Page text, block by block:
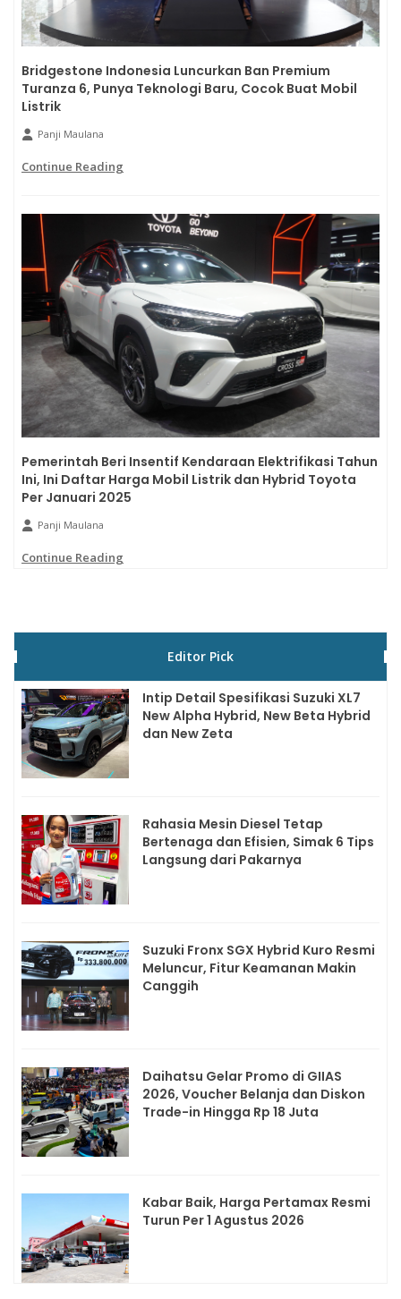
Bridgestone Indonesia Luncurkan Ban Premium
Turanza 6, Punya Teknologi Baru, Cocok Buat Mobil
Listrik
Panji Maulana
Continue Reading
Pemerintah Beri Insentif Kendaraan Elektrifikasi Tahun
Ini, Ini Daftar Harga Mobil Listrik dan Hybrid Toyota
Per Januari 2025
Panji Maulana
Continue Reading
Editor Pick
Intip Detail Spesifikasi Suzuki XL7
New Alpha Hybrid, New Beta Hybrid
dan New Zeta
Rahasia Mesin Diesel Tetap
Bertenaga dan Efisien, Simak 6 Tips
Langsung dari Pakarnya
Suzuki Fronx SGX Hybrid Kuro Resmi
Meluncur, Fitur Keamanan Makin
Canggih
Daihatsu Gelar Promo di GIIAS
2026, Voucher Belanja dan Diskon
Trade-in Hingga Rp 18 Juta
Kabar Baik, Harga Pertamax Resmi
Turun Per 1 Agustus 2026